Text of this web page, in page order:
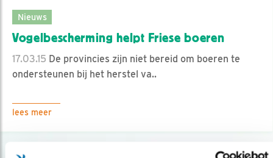
Nieuws
Vogelbescherming helpt Friese boeren
17.03.15 De provincies zijn niet bereid om boeren te
ondersteunen bij het herstel va..
lees meer